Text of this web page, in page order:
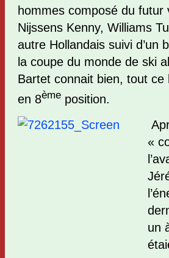
hommes composé du futur
Nijssens Kenny, Williams
autre Hollandais suivi d’un
la coupe du monde de ski
Bartet connait bien, tout
en 8ème position.
«
un